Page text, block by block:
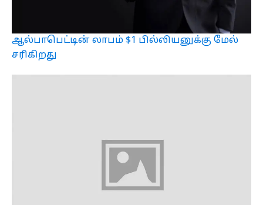
ஆல்பாபெட்டின் லாபம் $1 பில்லியனுக்கு மேல்
சரிகிறது